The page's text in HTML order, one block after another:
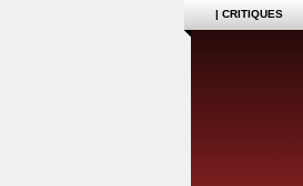
| CRITIQUES